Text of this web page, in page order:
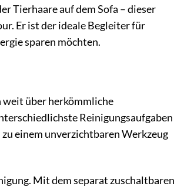
Tierhaare auf dem Sofa – dieser
Er ist der ideale Begleiter für
sparen möchten.
weit über herkömmliche
Reinigungsaufgaben
einem unverzichtbaren Werkzeug
Mit dem separat zuschaltbaren